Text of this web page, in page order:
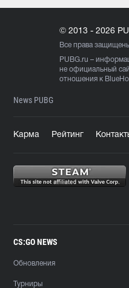
© 2013 - 2026
Все права
PUBG.ru –
не официальный
отношения к
News PUBG
Карма Рейтинг
CS:GO NEWS
Обновления
Турниры